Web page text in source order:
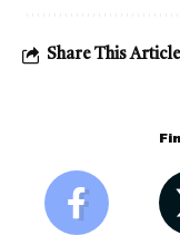
Share This Article